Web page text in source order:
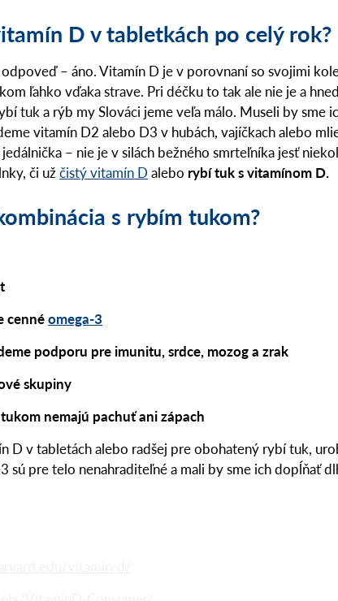
D v tabletkách po celý rok?
– áno. Vitamín D je v porovnaní so svojimi
ľahko vďaka strave. Pri déčku to tak ale nie je a
tuk a rýb my Slováci jeme veľa málo. Museli by sme
vitamín D2 alebo D3 v hubách, vajíčkach alebo
– nie je v silách bežného smrteľníka jesť
či užčistý vitamín D alebo rybí tuk s vitamínom D.
s rybím tukom?
cennéomega-3
podporu pre imunitu, srdce, mozog a zrak
skupiny
nemajú pachuť ani zápach
D v tabletách alebo radšej pre obohatený rybí tuk,
sú pre telo nenahraditeľné a mali by sme ich dopĺňať